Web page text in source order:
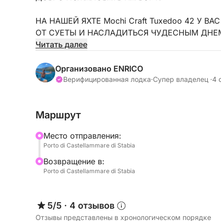
НА НАШЕЙ ЯХТЕ Mochi Craft Tuxedoo 42 У
ОТ СУЕТЫ И НАСЛАДИТЬСЯ ЧУДЕСНЫМ
В ТЕНИ ВЕЗЕВИЯ, В ДРУЖЕЛЮБНОЙ И
ДЛЯ ЭТОГО НАША ЛОДКА ОБОБОРУДОВАНА
НА БОРТУ ВЫ НАЙДЕТЕ ПРОСТОРНЫЙ
МЕСТ.
Свяжитесь с нами и насладитесь чудесными
Капри (дизельное топливо не включено, 250
Читать далее
Организовано ENRICO
Верифицированная лодка·Супер владелец ·4
Маршрут
Mесто отправления:
Porto di Castellammare di Stabia
Bозвращение в:
Porto di Castellammare di Stabia
5/5 · 4 отзывов
Отзывы представлены в хронологическом порядке